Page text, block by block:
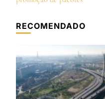
RECOMENDADO